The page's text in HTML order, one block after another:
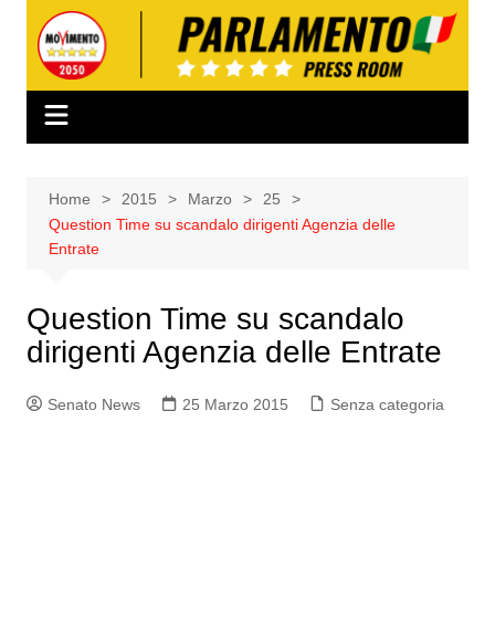
contenuto
Home 2015 Marzo
25
Question Time su scandalo dirigenti Agenzia delle
Entrate
Question Time su scandalo
dirigenti Agenzia delle Entrate
Senato News 25 Marzo 2015 Senza categoria